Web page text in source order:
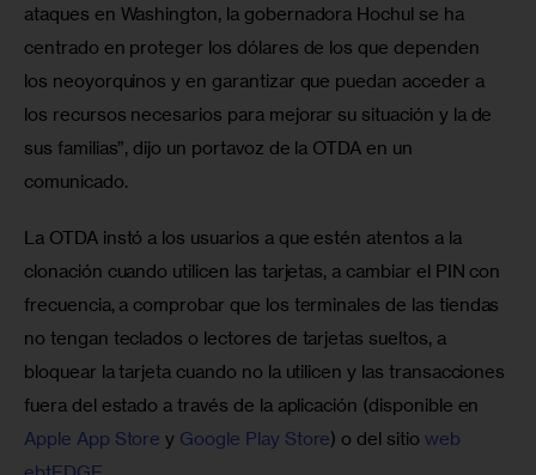
ataques en Washington, la gobernadora Hochul se ha
centrado en proteger los dólares de los que dependen
los neoyorquinos y en garantizar que puedan acceder a
los recursos necesarios para mejorar su situación y la de
sus familias”, dijo un portavoz de la OTDA en un
comunicado.
La OTDA instó a los usuarios a que estén atentos a la
clonación cuando utilicen las tarjetas, a cambiar el PIN con
frecuencia, a comprobar que los terminales de las tiendas
no tengan teclados o lectores de tarjetas sueltos, a
bloquear la tarjeta cuando no la utilicen y las transacciones
fuera del estado a través de la aplicación (disponible en
Apple App Store y Google Play Store) o del sitio web